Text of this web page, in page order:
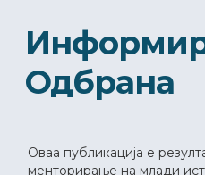
Одбрана
Оваа публикација е
менторирање на млади